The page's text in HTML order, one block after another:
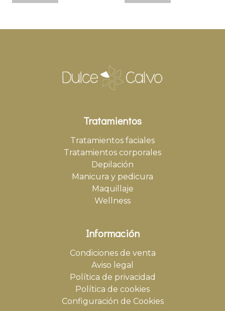
Tratamientos
Tratamientos faciales
Tratamientos corporales
Depilación
Manicura y pedicura
Maquillaje
Wellness
Información
Condiciones de venta
Aviso legal
Política de privacidad
Política de cookies
Configuración de Cookies